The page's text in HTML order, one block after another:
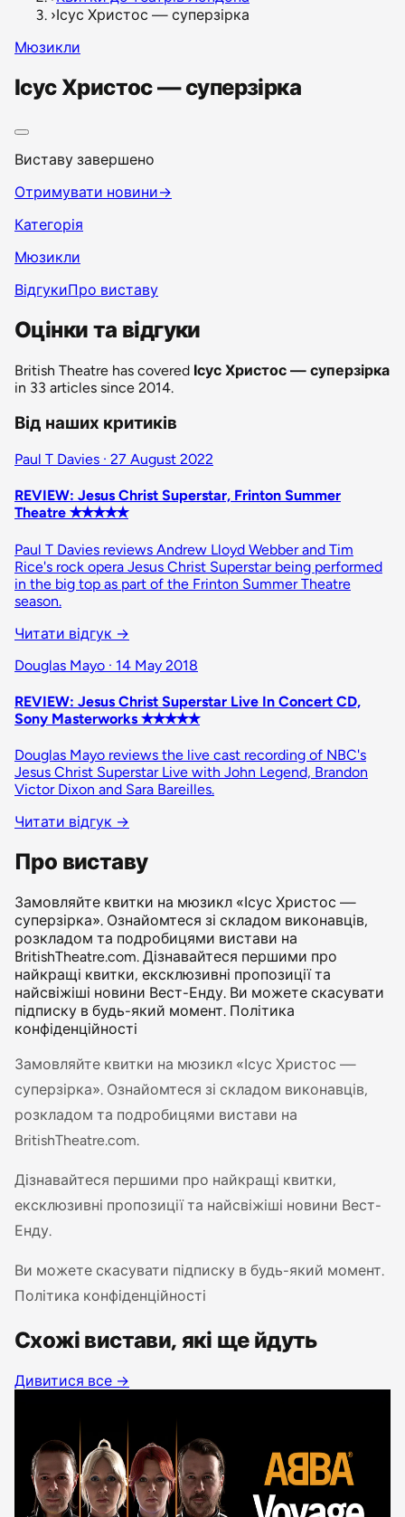
›Ісус Христос — суперзірка
Мюзикли
Ісус Христос — суперзірка
Виставу завершено
Отримувати новини→
Категорія
Мюзикли
ВідгукиПро виставу
Оцінки та відгуки
British Theatre has covered Ісус Христос — суперзірка
in 33 articles since 2014.
Від наших критиків
Paul T Davies · 27 August 2022
REVIEW: Jesus Christ Superstar, Frinton Summer
Theatre ✭✭✭✭✭
Paul T Davies reviews Andrew Lloyd Webber and Tim
Rice's rock opera Jesus Christ Superstar being performed
in the big top as part of the Frinton Summer Theatre
season.
Читати відгук →
Douglas Mayo · 14 May 2018
REVIEW: Jesus Christ Superstar Live In Concert CD,
Sony Masterworks ✭✭✭✭✭
Douglas Mayo reviews the live cast recording of NBC's
Jesus Christ Superstar Live with John Legend, Brandon
Victor Dixon and Sara Bareilles.
Читати відгук →
Про виставу
Замовляйте квитки на мюзикл «Ісус Христос —
суперзірка». Ознайомтеся зі складом виконавців,
розкладом та подробицями вистави на
BritishTheatre.com. Дізнавайтеся першими про
найкращі квитки, ексклюзивні пропозиції та
найсвіжіші новини Вест-Енду. Ви можете скасувати
підписку в будь-який момент. Політика
конфіденційності
Замовляйте квитки на мюзикл «Ісус Христос —
суперзірка». Ознайомтеся зі складом виконавців,
розкладом та подробицями вистави на
BritishTheatre.com.
Дізнавайтеся першими про найкращі квитки,
ексклюзивні пропозиції та найсвіжіші новини Вест-
Енду.
Ви можете скасувати підписку в будь-який момент.
Політика конфіденційності
Схожі вистави, які ще йдуть
Дивитися все →